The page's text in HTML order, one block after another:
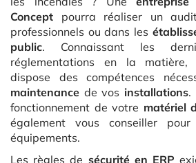
Concept pourra réaliser un
professionnels ou dans les
public. Connaissant les
réglementations en la matière,
dispose des compétences
maintenance de vos installations.
fonctionnement de votre matériel
également vous conseiller
équipements.
Les règles de sécurité en ERP